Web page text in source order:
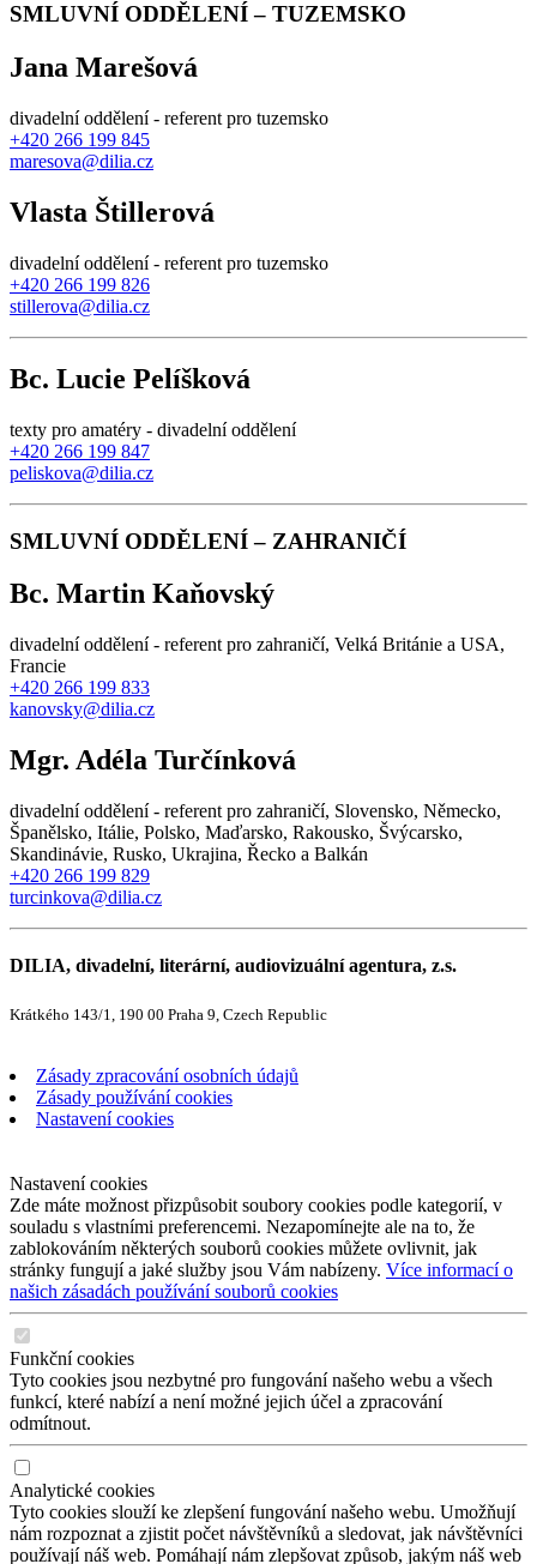
SMLUVNÍ ODDĚLENÍ – TUZEMSKO
Jana Marešová
divadelní oddělení - referent pro tuzemsko
+420 266 199 845
maresova@dilia.cz
Vlasta Štillerová
divadelní oddělení - referent pro tuzemsko
+420 266 199 826
stillerova@dilia.cz
Bc. Lucie Pelíšková
texty pro amatéry - divadelní oddělení
+420 266 199 847
peliskova@dilia.cz
SMLUVNÍ ODDĚLENÍ – ZAHRANIČÍ
Bc. Martin Kaňovský
divadelní oddělení - referent pro zahraničí, Velká Británie a USA,
Francie
+420 266 199 833
kanovsky@dilia.cz
Mgr. Adéla Turčínková
divadelní oddělení - referent pro zahraničí, Slovensko, Německo,
Španělsko, Itálie, Polsko, Maďarsko, Rakousko, Švýcarsko,
Skandinávie, Rusko, Ukrajina, Řecko a Balkán
+420 266 199 829
turcinkova@dilia.cz
DILIA, divadelní, literární, audiovizuální agentura, z.s.
Krátkého 143/1, 190 00 Praha 9, Czech Republic
Zásady zpracování osobních údajů
Zásady používání cookies
Nastavení cookies
Nastavení cookies
Zde máte možnost přizpůsobit soubory cookies podle kategorií, v
souladu s vlastními preferencemi. Nezapomínejte ale na to, že
zablokováním některých souborů cookies můžete ovlivnit, jak
stránky fungují a jaké služby jsou Vám nabízeny. Více informací o
našich zásadách používání souborů cookies
Funkční cookies
Tyto cookies jsou nezbytné pro fungování našeho webu a všech
funkcí, které nabízí a není možné jejich účel a zpracování
odmítnout.
Analytické cookies
Tyto cookies slouží ke zlepšení fungování našeho webu. Umožňují
nám rozpoznat a zjistit počet návštěvníků a sledovat, jak návštěvníci
používají náš web. Pomáhají nám zlepšovat způsob, jakým náš web